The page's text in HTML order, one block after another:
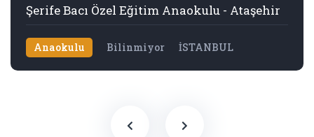
Şerife Bacı Özel Eğitim Anaokulu - Ataşehir
Anaokulu Bilinmiyor İSTANBUL